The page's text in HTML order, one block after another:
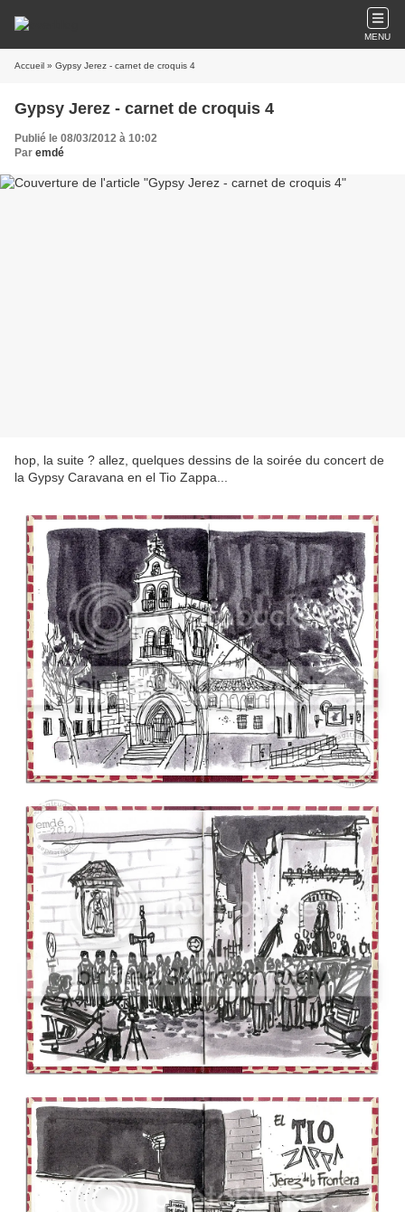
MENU
Accueil » Gypsy Jerez - carnet de croquis 4
Gypsy Jerez - carnet de croquis 4
Publié le 08/03/2012 à 10:02
Par emdé
hop, la suite ? allez, quelques dessins de la soirée du concert de
la Gypsy Caravana en el Tio Zappa...